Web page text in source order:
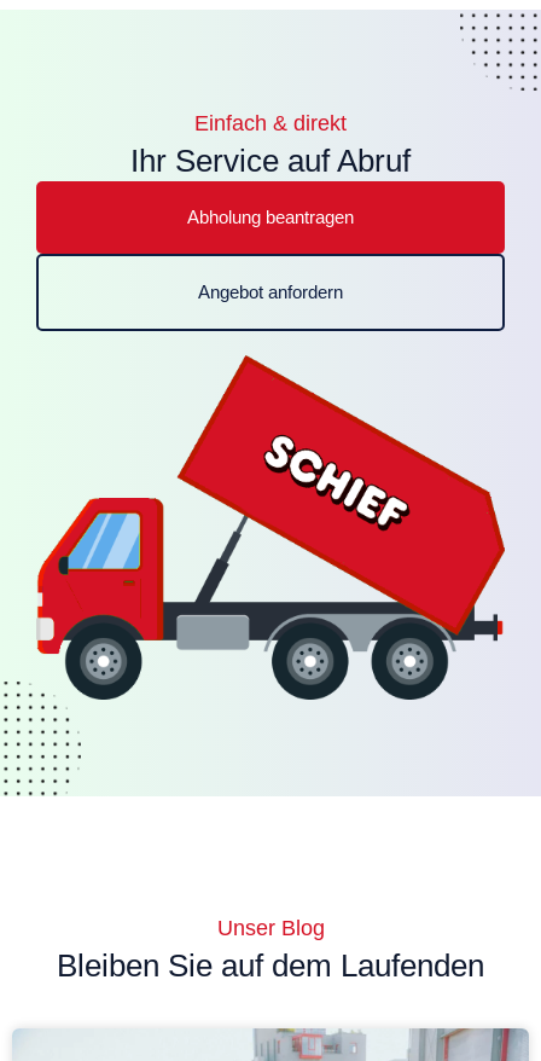
Einfach & direkt
Ihr Service auf Abruf
Abholung beantragen
Angebot anfordern
Unser Blog
Bleiben Sie auf dem Laufenden